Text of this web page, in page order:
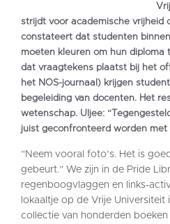
strijdt voor academische vrijheid
constateert dat studenten
moeten kleuren om hun diploma
dat vraagtekens plaatst bij het
het NOS-journaal) krijgen
begeleiding van docenten. Het
wetenschap. Uljee:
juist geconfronteerd worden met
“Neem vooral foto’s. Het is
gebeurt.” We zijn in de Pride
regenboogvlaggen en links-
lokaaltje op de Vrije Universiteit
collectie van honderden